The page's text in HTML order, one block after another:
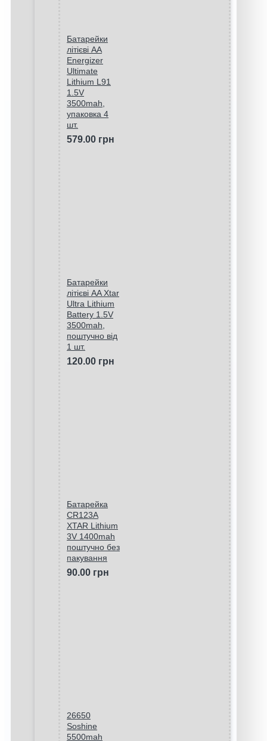
Батарейки
літієві AA
Energizer
Ultimate
Lithium L91
1.5V
3500mah,
упаковка 4
шт.
579.00 грн
Батарейки
літієві AA Xtar
Ultra Lithium
Battery 1.5V
3500mah,
поштучно від
1 шт.
120.00 грн
Батарейка
CR123A
XTAR Lithium
3V 1400mah
поштучно без
пакування
90.00 грн
26650
Soshine
5500mah